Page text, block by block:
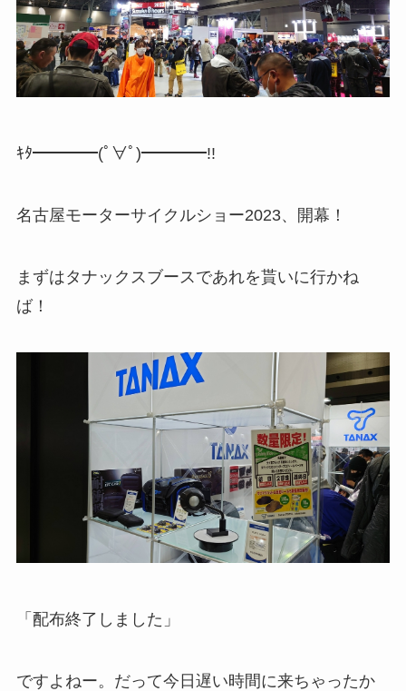
ｷﾀ━━━━(ﾟ∀ﾟ)━━━━!!
名古屋モーターサイクルショー2023、開幕！
まずはタナックスブースであれを貰いに行かね
ば！
「配布終了しました」
ですよねー。だって今日遅い時間に来ちゃったか